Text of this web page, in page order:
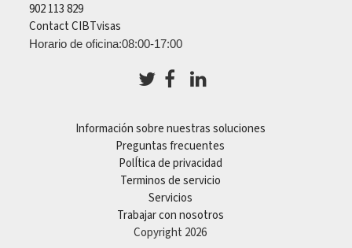
902 113 829
Contact CIBTvisas
Horario de oficina:08:00-17:00
Información sobre nuestras soluciones
Preguntas frecuentes
PolÍtica de privacidad
Terminos de servicio
Servicios
Trabajar con nosotros
Copyright 2026